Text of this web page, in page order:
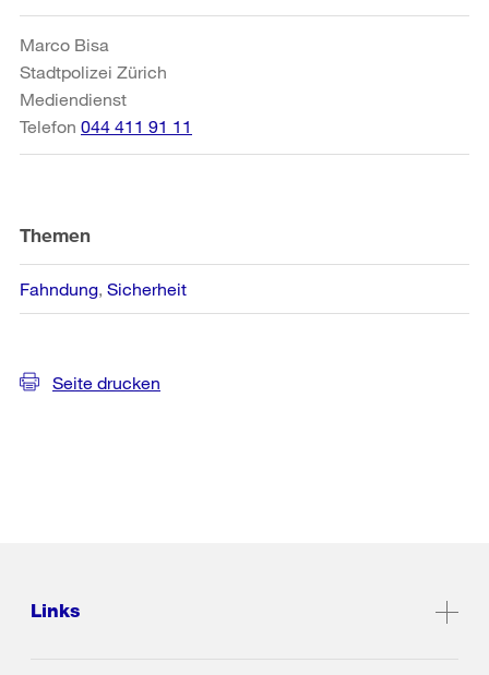
Informationen
Marco Bisa
Stadtpolizei Zürich
Mediendienst
Telefon 044 411 91 11
Themen
Fahndung Sicherheit
Seite drucken
Links